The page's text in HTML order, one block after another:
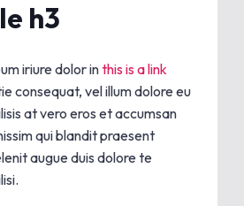
h3
iriure dolor inthis is a link
consequat, vel illum dolore eu
at vero eros et accumsan
qui blandit praesent
augue duis dolore te